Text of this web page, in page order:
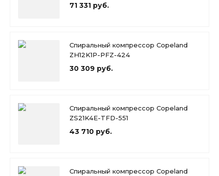
71 331 руб.
Спиральный компрессор Copeland
ZH12K1P-PFZ-424
30 309 руб.
Спиральный компрессор Copeland
ZS21K4E-TFD-551
43 710 руб.
Спиральный компрессор Copeland